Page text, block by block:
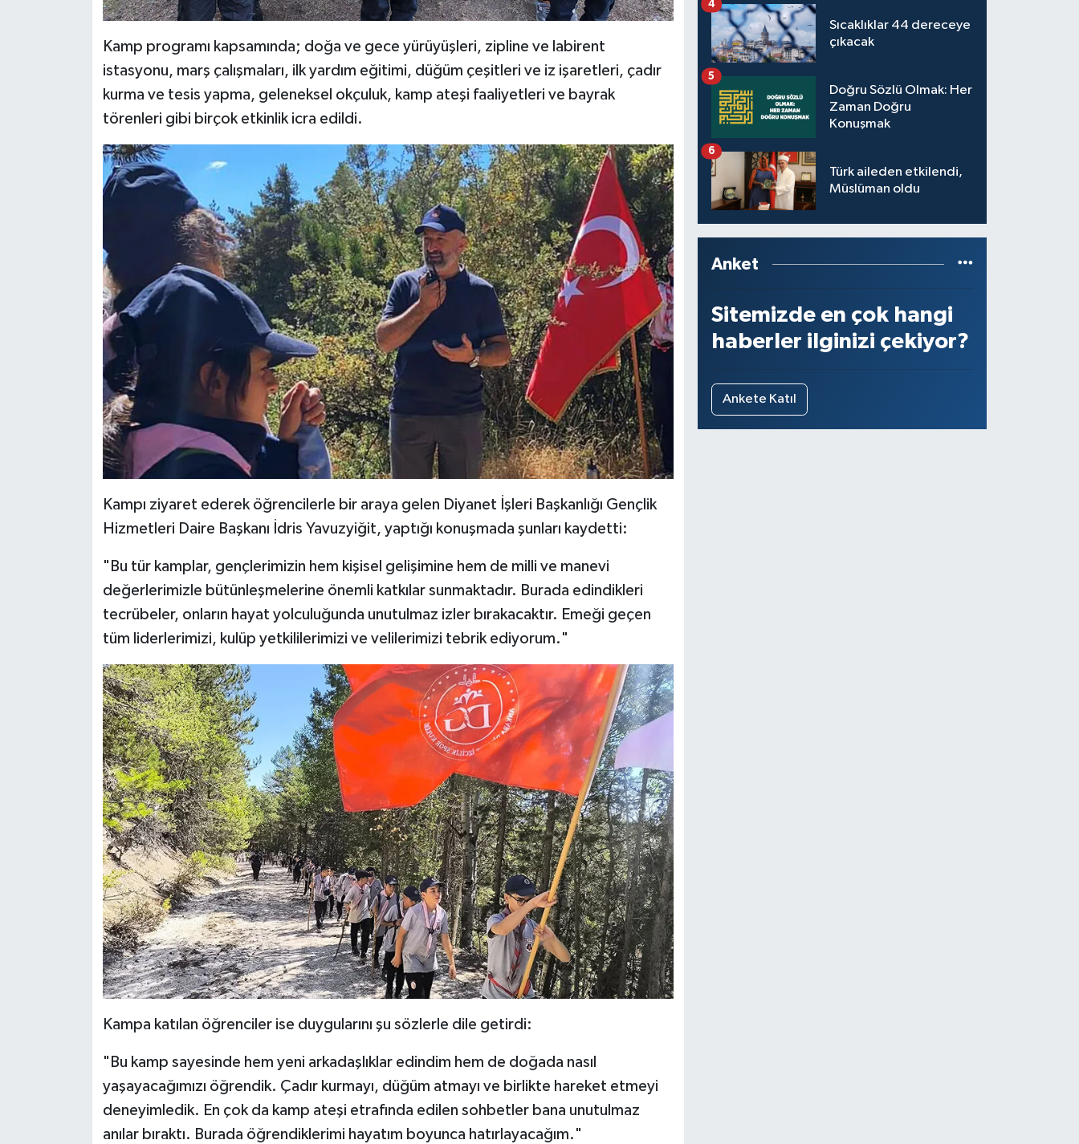
Kamp programı kapsamında; doğa ve gece yürüyüşleri, zipline ve labirent
istasyonu, marş çalışmaları, ilk yardım eğitimi, düğüm çeşitleri ve iz işaretleri, çadır
kurma ve tesis yapma, geleneksel okçuluk, kamp ateşi faaliyetleri ve bayrak
törenleri gibi birçok etkinlik icra edildi.
Kampı ziyaret ederek öğrencilerle bir araya gelen Diyanet İşleri Başkanlığı Gençlik
Hizmetleri Daire Başkanı İdris Yavuzyiğit, yaptığı konuşmada şunları kaydetti:
"Bu tür kamplar, gençlerimizin hem kişisel gelişimine hem de milli ve manevi
değerlerimizle bütünleşmelerine önemli katkılar sunmaktadır. Burada edindikleri
tecrübeler, onların hayat yolculuğunda unutulmaz izler bırakacaktır. Emeği geçen
tüm liderlerimizi, kulüp yetkililerimizi ve velilerimizi tebrik ediyorum."
Kampa katılan öğrenciler ise duygularını şu sözlerle dile getirdi:
"Bu kamp sayesinde hem yeni arkadaşlıklar edindim hem de doğada nasıl
yaşayacağımızı öğrendik. Çadır kurmayı, düğüm atmayı ve birlikte hareket etmeyi
deneyimledik. En çok da kamp ateşi etrafında edilen sohbetler bana unutulmaz
anılar bıraktı. Burada öğrendiklerimi hayatım boyunca hatırlayacağım."
Sıcaklıklar 44 dereceye
çıkacak
4
Doğru Sözlü Olmak: Her
Zaman Doğru
Konuşmak
5
Türk aileden etkilendi,
Müslüman oldu
6
Anket
Sitemizde en çok hangi
haberler ilginizi çekiyor?
Ankete Katıl
Diyarbakır Müftülüğü
Düzce Müftülüğü
Edirne Müftülüğü
Elazığ Müftülüğü
Erzincan Müftülüğü
Eskişehir Müftülüğü
Gaziantep Müftülüğü
Giresun Müftülüğü
Gümüşhane Müftülüğü
Hakkari Müftülüğü
Hatay Müftülüğü
Iğdır Müftülüğü
Isparta Müftülüğü
İzmir Müftülüğü
Karabük Müftülüğü
Karaman Müftülüğü
Kars Müftülüğü
Kastamonu Müftülüğü
Kayseri Müftülüğü
Kilis Müftülüğü
Kırıkkale Müftülüğü
Kırklareli Müftülüğü
Kırşehir Müftülüğü
Kocaeli Müftülüğü
Konya Müftülüğü
İhtida Haberleri